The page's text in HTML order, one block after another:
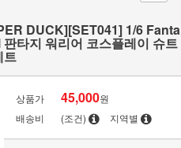
DUCK][SET041] 1/6 Fanta
타지 워리어 코스플레이 슈트
트
상품가 45,000원
배송비
(조건) 지역별